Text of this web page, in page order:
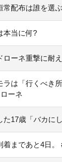
常配布は誰を選
本当に何?
ローネ重撃に耐
ラは「行くべき
ーネ
た17歳「バカに
着まであと4日